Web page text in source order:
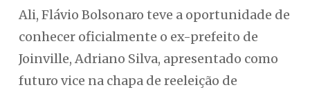
Ali, Flávio Bolsonaro teve a oportunidade de
conhecer oficialmente o ex-prefeito de
Joinville, Adriano Silva, apresentado como
futuro vice na chapa de reeleição de